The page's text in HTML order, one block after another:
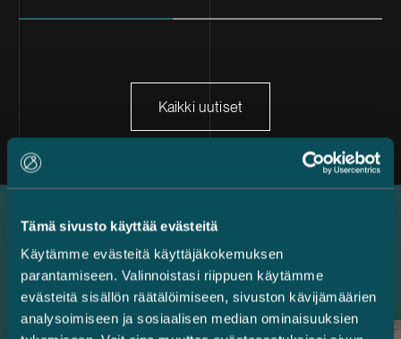
Tämä sivusto käyttää evästeitä
Käytämme evästeitä käyttäjäkokemuksen
parantamiseen. Valinnoistasi riippuen käytämme
evästeitä sisällön räätälöimiseen, sivuston kävijämäärien
analysoimiseen ja sosiaalisen median ominaisuuksien
Kaikki uutiset
Uusimmat referenssit